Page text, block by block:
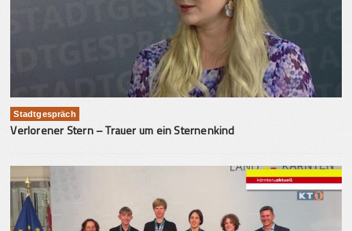
Stadtgespräch
Verlorener Stern – Trauer um ein Sternenkind